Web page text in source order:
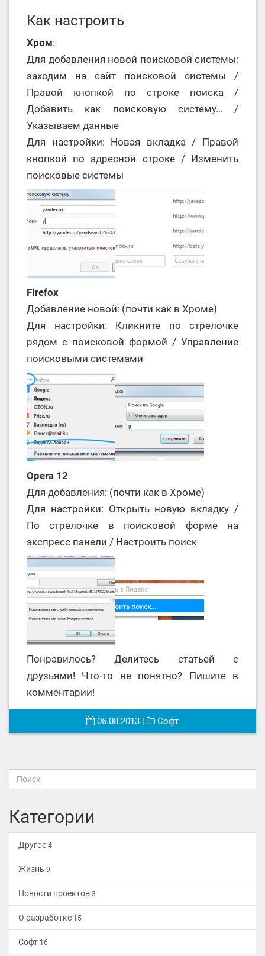
Как настроить
Хром:
Для добавления новой поисковой системы:
заходим на сайт поисковой системы /
Правой кнопкой по строке поиска /
Добавить как поисковую систему… /
Указываем данные
Для настройки: Новая вкладка / Правой
кнопкой по адресной строке / Изменить
поисковые системы
Firefox
Добавление новой: (почти как в Хроме)
Для настройки: Кликните по стрелочке
рядом с поисковой формой / Управление
поисковыми системами
Opera 12
Для добавления: (почти как в Хроме)
Для настройки: Открыть новую вкладку /
По стрелочке в поисковой форме на
экспресс панели / Настроить поиск
Понравилось? Делитесь статьей с
друзьями! Что-то не понятно? Пишите в
комментарии!
06.08.2013 | Софт
Категории
Другое 4
Жизнь 9
Новости проектов 3
О разработке 15
Софт 16